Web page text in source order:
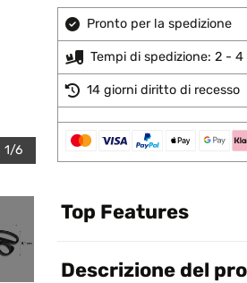
1/6
Pronto per la spedizione
Tempi di spedizione: 2 - 4
14 giorni diritto di recesso
Top Features
Descrizione del